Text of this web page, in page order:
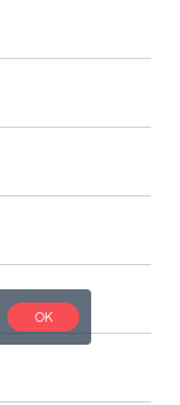
OK